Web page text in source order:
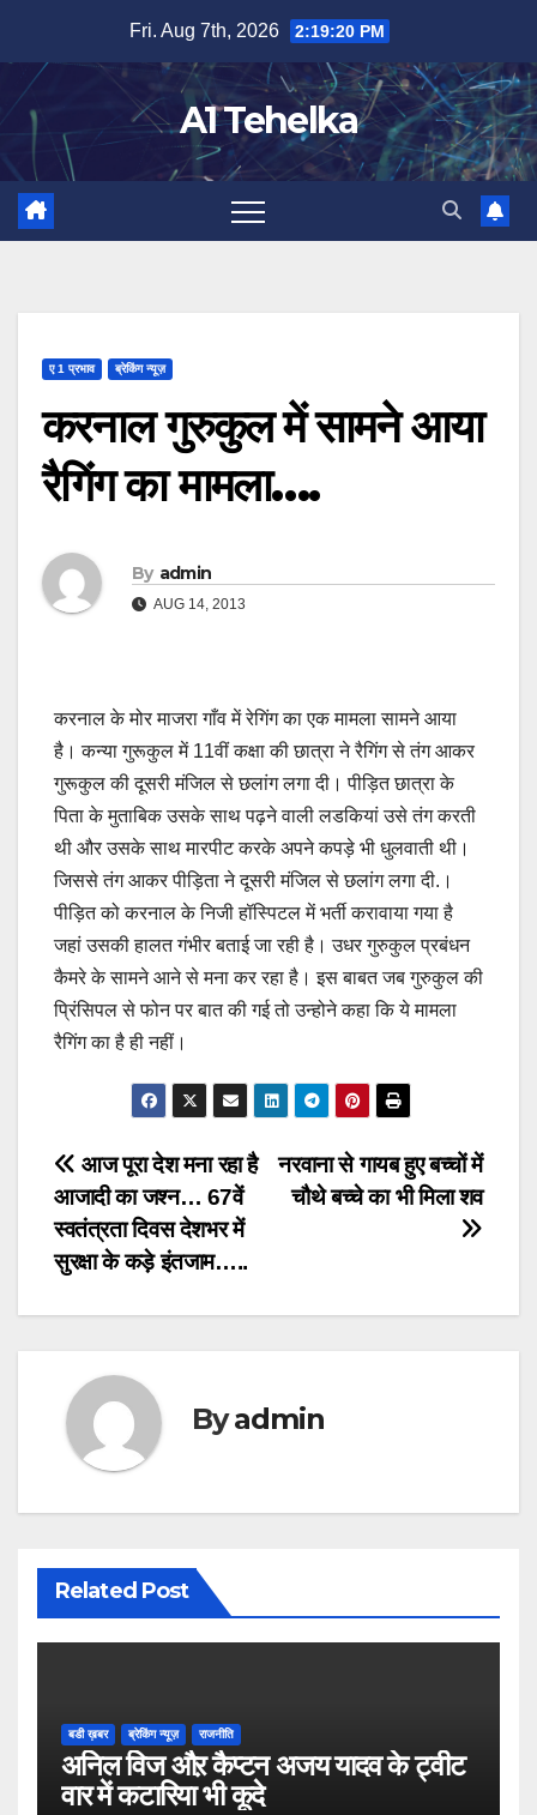
content
Fri. Aug 7th, 2026 2:19:20 PM
A1 Tehelka
ए 1 प्रभाव ब्रेकिंग न्यूज़
करनाल गुरुकुल में सामने आया
रैगिंग का मामला….
By admin
AUG 14, 2013
करनाल के मोर माजरा गाँव में रेगिंग का एक मामला सामने आया
है। कन्या गुरूकुल में 11वीं कक्षा की छात्रा ने रैगिंग से तंग आकर
गुरूकुल की दूसरी मंजिल से छलांग लगा दी। पीड़ित छात्रा के
पिता के मुताबिक उसके साथ पढ़ने वाली लडकियां उसे तंग करती
थी और उसके साथ मारपीट करके अपने कपड़े भी धुलवाती थी।
जिससे तंग आकर पीड़िता ने दूसरी मंजिल से छलांग लगा दी.।
पीड़ित को करनाल के निजी हॉस्पिटल में भर्ती करावाया गया है
जहां उसकी हालत गंभीर बताई जा रही है। उधर गुरुकुल प्रबंधन
कैमरे के सामने आने से मना कर रहा है। इस बाबत जब गुरुकुल की
प्रिंसिपल से फोन पर बात की गई तो उन्होने कहा कि ये मामला
रैगिंग का है ही नहीं।
Post
navigation
नरवाना से गायब हुए बच्चों में
चौथे बच्चे का भी मिला शव
आज पूरा देश मना रहा है
आजादी का जश्न… 67वें
स्वतंत्रता दिवस देशभर में
सुरक्षा के कड़े इंतजाम…..
Byadmin
Related Post
बडी ख़बर ब्रेकिंग न्यूज़ राजनीति
अनिल विज औऱ कैप्टन अजय यादव के ट्वीट
वार में कटारिया भी कूदे